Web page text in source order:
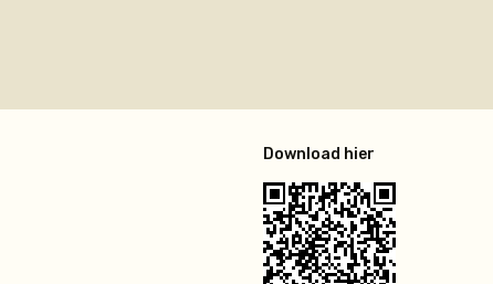
Download hier